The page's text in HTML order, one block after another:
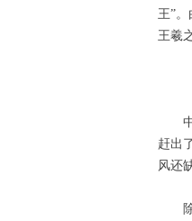
王”
王羲
赶出
风还